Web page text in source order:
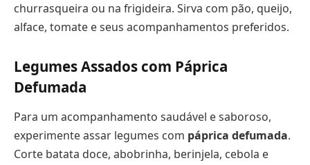
churrasqueira ou na frigideira. Sirva com pão, queijo,
alface, tomate e seus acompanhamentos preferidos.
Legumes Assados com Páprica
Defumada
Para um acompanhamento saudável e saboroso,
experimente assar legumes com páprica defumada.
Corte batata doce, abobrinha, berinjela, cebola e